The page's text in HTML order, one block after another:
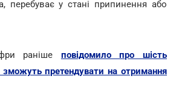
перебуває у стані припинення або
раніше повідомило про шість
зможуть претендувати на отримання